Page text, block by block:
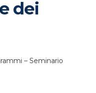
dei
– Seminario